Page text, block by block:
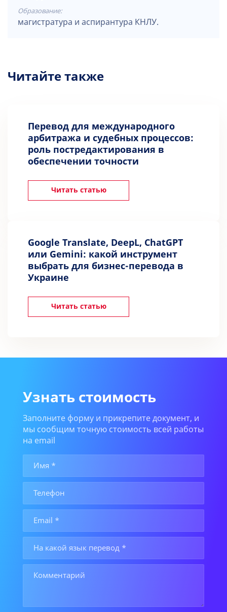
Образование:
магистратура и аспирантура КНЛУ.
Читайте также
Перевод для международного
арбитража и судебных процессов:
роль постредактирования в
обеспечении точности
Читать статью
Google Translate, DeepL, ChatGPT
или Gemini: какой инструмент
выбрать для бизнес-перевода в
Украине
Читать статью
Узнать стоимость
Заполните форму и прикрепите документ, и
мы сообщим точную стоимость всей работы
на email